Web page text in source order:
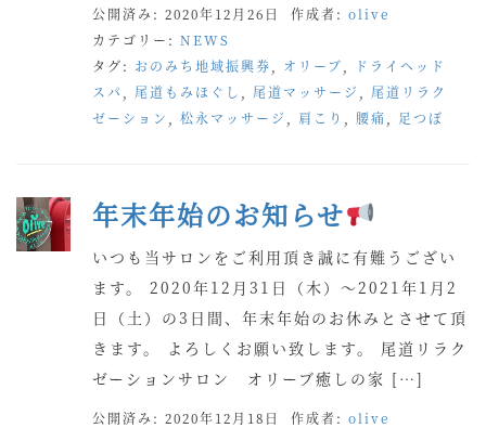
公開済み: 2020年12月26日 作成者: olive
カテゴリー: NEWS
タグ: おのみち地域振興券 オリーブ
ドライヘッド
スパ
尾道もみほぐし 尾道マッサージ
尾道リラク
ゼーション
松永マッサージ 肩こり 腰痛 足つぼ
年末年始のお知らせ
いつも当サロンをご利用頂き誠に有難うござい
ます。 2020年12月31日（木）〜2021年1月2
日（土）の3日間、年末年始のお休みとさせて頂
きます。 よろしくお願い致します。 尾道リラク
ゼーションサロン オリーブ癒しの家 […]
公開済み: 2020年12月18日 作成者: olive